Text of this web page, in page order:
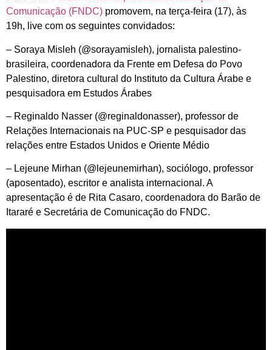
Comunicação (FNDC) promovem, na terça-feira (17), às
19h, live com os seguintes convidados:
– Soraya Misleh (@sorayamisleh), jornalista palestino-
brasileira, coordenadora da Frente em Defesa do Povo
Palestino, diretora cultural do Instituto da Cultura Árabe e
pesquisadora em Estudos Árabes
– Reginaldo Nasser (@reginaldonasser), professor de
Relações Internacionais na PUC-SP e pesquisador das
relações entre Estados Unidos e Oriente Médio
– Lejeune Mirhan (@lejeunemirhan), sociólogo, professor
(aposentado), escritor e analista internacional. A
apresentação é de Rita Casaro, coordenadora do Barão de
Itararé e Secretária de Comunicação do FNDC.